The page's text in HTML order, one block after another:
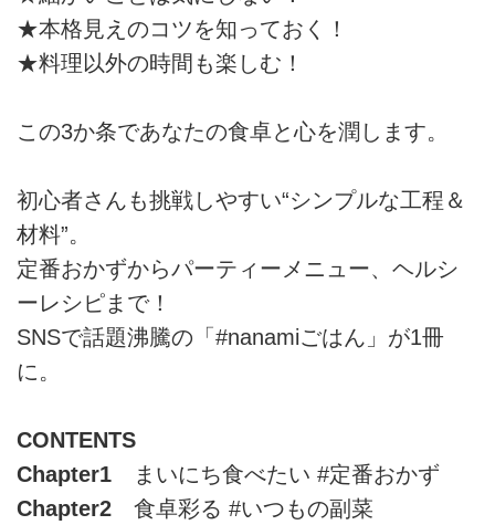
★本格見えのコツを知っておく！
★料理以外の時間も楽しむ！
この3か条であなたの食卓と心を潤します。
初心者さんも挑戦しやすい“シンプルな工程＆
材料”。
定番おかずからパーティーメニュー、ヘルシ
ーレシピまで！
SNSで話題沸騰の「#nanamiごはん」が1冊
に。
CONTENTS
Chapter1 まいにち食べたい #定番おかず
Chapter2 食卓彩る #いつもの副菜